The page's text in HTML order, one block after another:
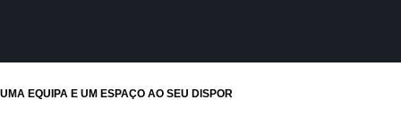
UMA EQUIPA E UM ESPAÇO AO SEU DISPOR